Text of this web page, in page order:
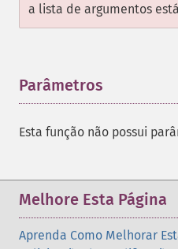
a lista de argumentos
Parâmetros
Esta função não possui
Melhore Esta Página
Aprenda Como Melhorar